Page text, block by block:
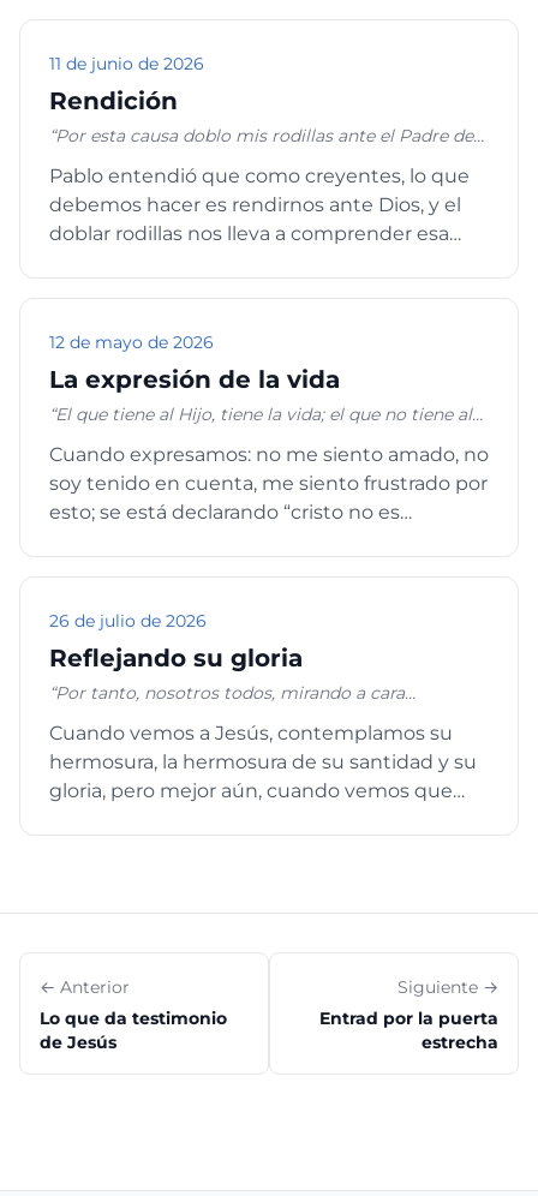
11 de junio de 2026
Rendición
“Por esta causa doblo mis rodillas ante el Padre de
toda familia en los cielos y en la tierra, para que os
dé, conforme a las riquezas de su gloria, el ser
fortalecidos con poder en el hombre interior por su
Pablo entendió que como creyentes, lo que
debemos hacer es rendirnos ante Dios, y el
doblar rodillas nos lleva a comprender esa
12 de mayo de 2026
La expresión de la vida
“El que tiene al Hijo, tiene la vida; el que no tiene al
Cuando expresamos: no me siento amado, no
soy tenido en cuenta, me siento frustrado por
esto; se está declarando “cristo no es
26 de julio de 2026
Reflejando su gloria
“Por tanto, nosotros todos, mirando a cara
somos transformados de gloria en gloria en la
misma imagen, como por el Espíritu del Señor.” 2
Corintios 3:18
Cuando vemos a Jesús, contemplamos su
hermosura, la hermosura de su santidad y su
gloria, pero mejor aún, cuando vemos que
← Anterior
Lo que da testimonio
de Jesús
Siguiente →
Entrad por la puerta
estrecha